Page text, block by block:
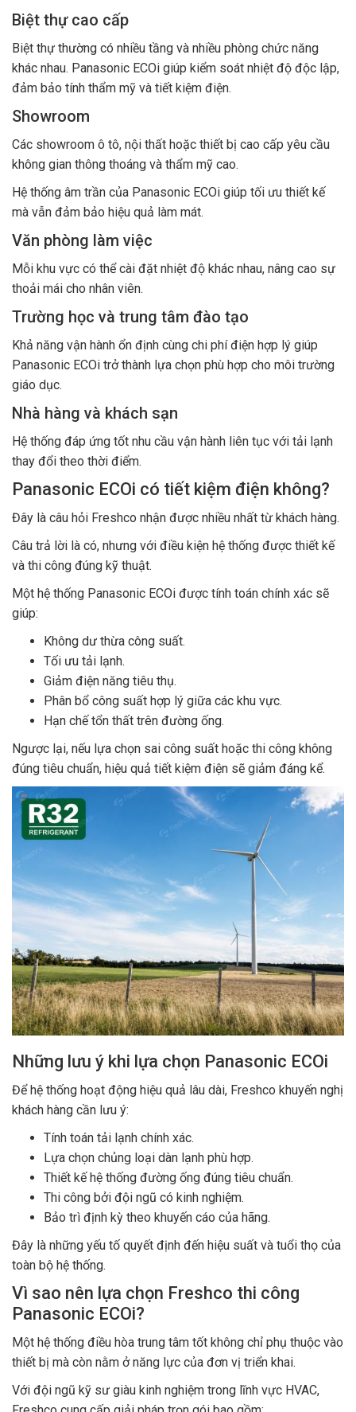
Biệt thự cao cấp
Biệt thự thường có nhiều tầng và nhiều phòng chức năng
khác nhau. Panasonic ECOi giúp kiểm soát nhiệt độ độc lập,
đảm bảo tính thẩm mỹ và tiết kiệm điện.
Showroom
Các showroom ô tô, nội thất hoặc thiết bị cao cấp yêu cầu
không gian thông thoáng và thẩm mỹ cao.
Hệ thống âm trần của Panasonic ECOi giúp tối ưu thiết kế
mà vẫn đảm bảo hiệu quả làm mát.
Văn phòng làm việc
Mỗi khu vực có thể cài đặt nhiệt độ khác nhau, nâng cao sự
thoải mái cho nhân viên.
Trường học và trung tâm đào tạo
Khả năng vận hành ổn định cùng chi phí điện hợp lý giúp
Panasonic ECOi trở thành lựa chọn phù hợp cho môi trường
giáo dục.
Nhà hàng và khách sạn
Hệ thống đáp ứng tốt nhu cầu vận hành liên tục với tải lạnh
thay đổi theo thời điểm.
Panasonic ECOi có tiết kiệm điện không?
Đây là câu hỏi Freshco nhận được nhiều nhất từ khách hàng.
Câu trả lời là có, nhưng với điều kiện hệ thống được thiết kế
và thi công đúng kỹ thuật.
Một hệ thống Panasonic ECOi được tính toán chính xác sẽ
giúp:
Không dư thừa công suất.
Tối ưu tải lạnh.
Giảm điện năng tiêu thụ.
Phân bổ công suất hợp lý giữa các khu vực.
Hạn chế tổn thất trên đường ống.
Ngược lại, nếu lựa chọn sai công suất hoặc thi công không
đúng tiêu chuẩn, hiệu quả tiết kiệm điện sẽ giảm đáng kể.
Những lưu ý khi lựa chọn Panasonic ECOi
Để hệ thống hoạt động hiệu quả lâu dài, Freshco khuyến nghị
khách hàng cần lưu ý:
Tính toán tải lạnh chính xác.
Lựa chọn chủng loại dàn lạnh phù hợp.
Thiết kế hệ thống đường ống đúng tiêu chuẩn.
Thi công bởi đội ngũ có kinh nghiệm.
Bảo trì định kỳ theo khuyến cáo của hãng.
Đây là những yếu tố quyết định đến hiệu suất và tuổi thọ của
toàn bộ hệ thống.
Vì sao nên lựa chọn Freshco thi công
Panasonic ECOi?
Một hệ thống điều hòa trung tâm tốt không chỉ phụ thuộc vào
thiết bị mà còn nằm ở năng lực của đơn vị triển khai.
Với đội ngũ kỹ sư giàu kinh nghiệm trong lĩnh vực HVAC,